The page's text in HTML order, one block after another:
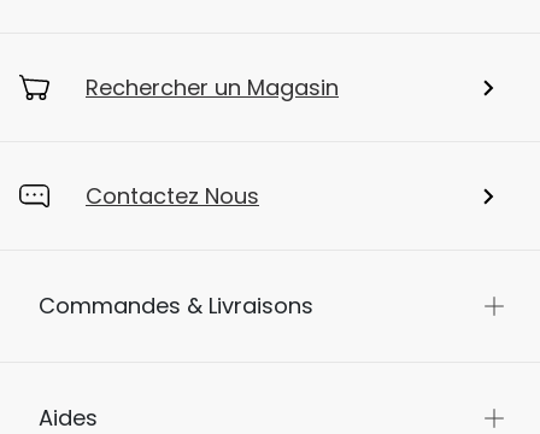
Rechercher un Magasin
Contactez Nous
Commandes & Livraisons
Aides